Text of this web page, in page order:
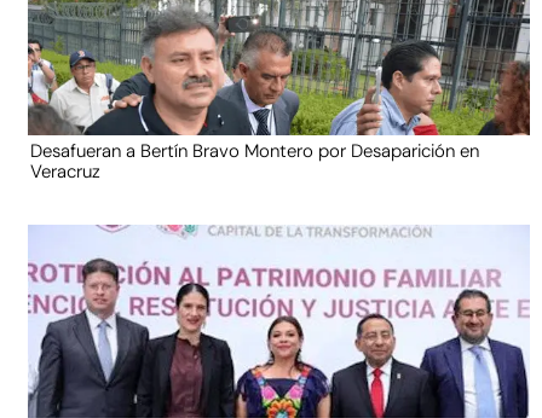
Desafueran a Bertín Bravo Montero por Desaparición en
Veracruz